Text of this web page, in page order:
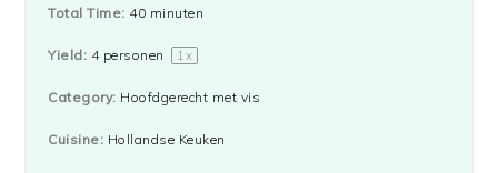
Total Time: 40 minuten
Yield: 4personen 1 x
Category: Hoofdgerecht met vis
Cuisine: Hollandse Keuken